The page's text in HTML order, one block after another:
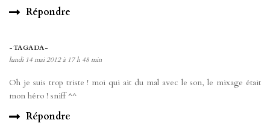
Répondre
-TAGADA-
lundi 14 mai 2012 à 17 h 48 min
Oh je suis trop triste ! moi qui ait du mal avec le son, le mixage était
mon héro ! sniff ^^
Répondre